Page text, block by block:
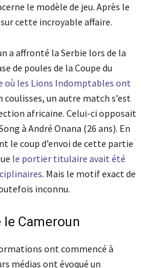
le modèle de jeu. Après le
cette incroyable affaire.
a affronté la Serbie lors de la
de poules de la Coupe du
où les Lions Indomptables ont
coulisses, un autre match s’est
africaine. Celui-ci opposait
à André Onana (26 ans). En
le coup d’envoi de cette partie
le portier titulaire avait été
. Mais le motif exact de
inconnu.
Cameroun
ont commencé à
médias ont évoqué un